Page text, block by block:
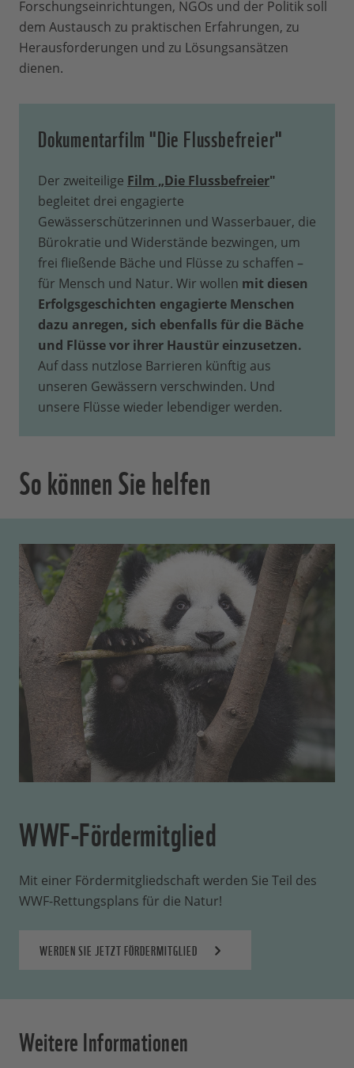
Forschungseinrichtungen, NGOs und der Politik soll
dem Austausch zu praktischen Erfahrungen, zu
Herausforderungen und zu Lösungsansätzen
dienen.
Dokumentarfilm "Die Flussbefreier"
Der zweiteilige Film „Die Flussbefreier"
begleitet drei engagierte
Gewässerschützerinnen und Wasserbauer, die
Bürokratie und Widerstände bezwingen, um
frei fließende Bäche und Flüsse zu schaffen –
für Mensch und Natur. Wir wollen mit diesen
Erfolgsgeschichten engagierte Menschen
dazu anregen, sich ebenfalls für die Bäche
und Flüsse vor ihrer Haustür einzusetzen.
Auf dass nutzlose Barrieren künftig aus
unseren Gewässern verschwinden. Und
unsere Flüsse wieder lebendiger werden.
So können Sie helfen
WWF-Fördermitglied
Mit einer Fördermitgliedschaft werden Sie Teil des
WWF-Rettungsplans für die Natur!
WERDEN SIE JETZT FÖRDERMITGLIED
Weitere Informationen